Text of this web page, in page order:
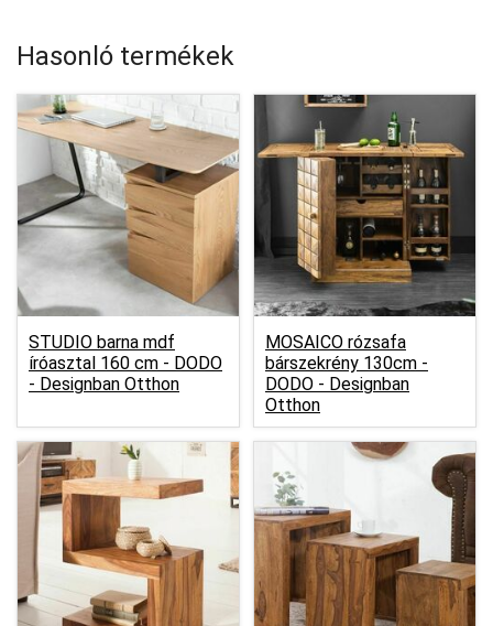
Hasonló termékek
STUDIO barna mdf
íróasztal 160 cm - DODO
- Designban Otthon
MOSAICO rózsafa
bárszekrény 130cm -
DODO - Designban
Otthon